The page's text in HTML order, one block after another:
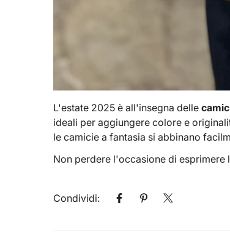
L'estate 2025 è all'insegna delle
ideali per aggiungere colore e
le camicie a fantasia si abbinano
Non perdere l'occasione di esprimere
Condividi: